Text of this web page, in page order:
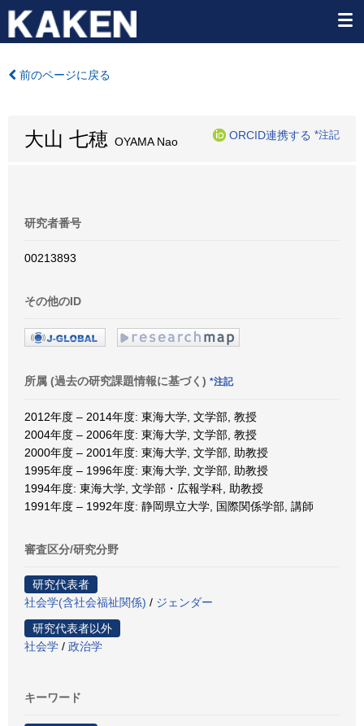
前のページに戻る
大山 七穂 OYAMA Nao
ORCID連携する *注記
研究者番号
00213893
その他のID
所属 (過去の研究課題情報に基づく) *注記
2012年度 – 2014年度: 東海大学, 文学部, 教授
2004年度 – 2006年度: 東海大学, 文学部, 教授
2000年度 – 2001年度: 東海大学, 文学部, 助教授
1995年度 – 1996年度: 東海大学, 文学部, 助教授
1994年度: 東海大学, 文学部・広報学科, 助教授
1991年度 – 1992年度: 静岡県立大学, 国際関係学部, 講師
審査区分/研究分野
研究代表者
社会学(含社会福祉関係) / ジェンダー
研究代表者以外
社会学 / 政治学
キーワード